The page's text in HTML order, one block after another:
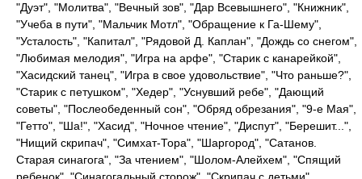
"Дуэт", "Молитва", "Вечный зов", "Дар Всевышнего", "Книжник",
"Учеба в пути", "Мальчик Мотл", "Обращение к Га-Шему",
"Усталость", "Капитал", "Рядовой Д. Каплан", "Дождь со снегом",
"Любимая мелодия", "Игра на арфе", "Старик с канарейкой",
"Хасидский танец", "Игра в свое удовольствие", "Что раньше?",
"Старик с петушком", "Хедер", "Уснувший ребе", "Дающий
советы", "Послеобеденный сон", "Обряд обрезания", "9-е Мая",
"Гетто", "Ша!", "Хасид", "Ночное чтение", "Диспут", "Берешит...",
"Нищий скрипач", "Симхат-Тора", "Шаргород", "Сатанов.
Старая синагога", "За чтением", "Шолом-Алейхем", "Спящий